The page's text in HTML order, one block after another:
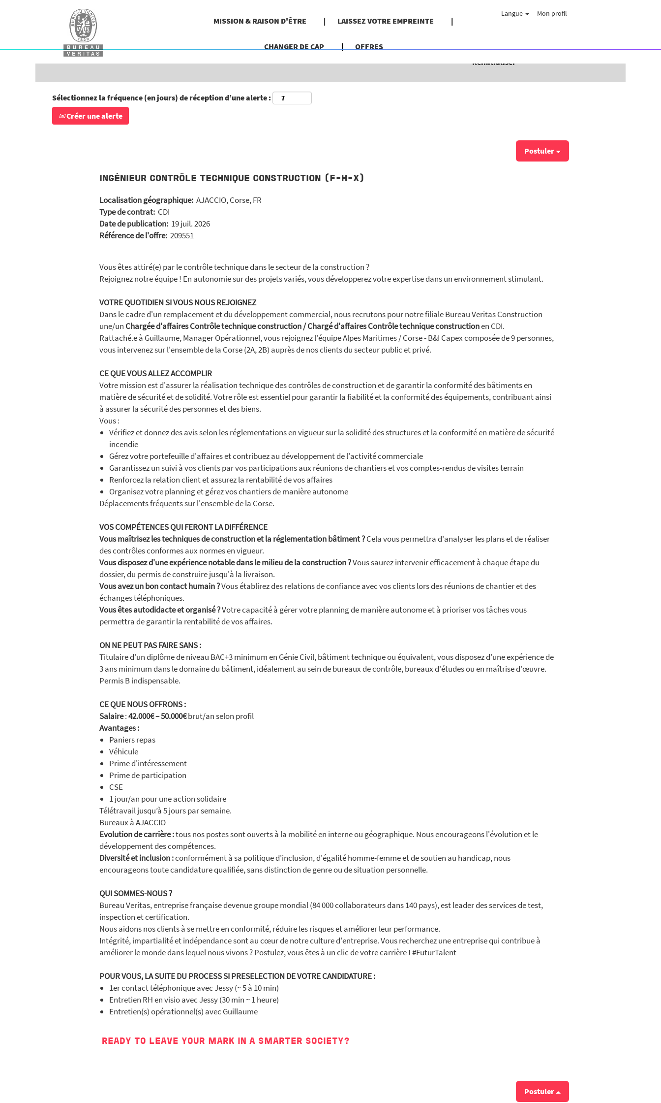
MISSION & RAISON D'ÊTRE LAISSEZ VOTRE EMPREINTE
CHANGER DE CAP OFFRES
Langue Mon profil
Rechercher par mot-clé Rechercher par localisation géographique
Afficher plus d’options
Réinitialiser
Sélectionnez la fréquence (en jours) de réception d’une alerte :
Créer une alerte
Postuler
INGÉNIEUR CONTRÔLE TECHNIQUE CONSTRUCTION (F-H-X)
Localisation géographique: AJACCIO, Corse, FR
Type de contrat: CDI
Date de publication: 19 juil. 2026
Référence de l'offre: 209551
Vous êtes attiré(e) par le contrôle technique dans le secteur de la construction ?
Rejoignez notre équipe ! En autonomie sur des projets variés, vous développerez votre expertise dans un environnement stimulant.
VOTRE QUOTIDIEN SI VOUS NOUS REJOIGNEZ
Dans le cadre d'un remplacement et du développement commercial, nous recrutons pour notre filiale Bureau Veritas Construction
une/un Chargée d'affaires Contrôle technique construction / Chargé d'affaires Contrôle technique constructionen CDI.
Rattaché.e à Guillaume, Manager Opérationnel, vous rejoignez l'équipe Alpes Maritimes / Corse - B&I Capex composée de 9 personnes,
vous intervenez sur l'ensemble de la Corse (2A, 2B) auprès de nos clients du secteur public et privé.
CE QUE VOUS ALLEZ ACCOMPLIR
Votre mission est d'assurer la réalisation technique des contrôles de construction et de garantir la conformité des bâtiments en
matière de sécurité et de solidité. Votre rôle est essentiel pour garantir la fiabilité et la conformité des équipements, contribuant ainsi
à assurer la sécurité des personnes et des biens.
Vous :
Vérifiez et donnez des avis selon les réglementations en vigueur sur la solidité des structures et la conformité en matière de sécurité
incendie
Gérez votre portefeuille d'affaires et contribuez au développement de l'activité commerciale
Garantissez un suivi à vos clients par vos participations aux réunions de chantiers et vos comptes-rendus de visites terrain
Renforcez la relation client et assurez la rentabilité de vos affaires
Organisez votre planning et gérez vos chantiers de manière autonome
Déplacements fréquents sur l'ensemble de la Corse.
VOS COMPÉTENCES QUI FERONT LA DIFFÉRENCE
Vous maîtrisez les techniques de construction et la réglementation bâtiment ?Cela vous permettra d'analyser les plans et de réaliser
des contrôles conformes aux normes en vigueur.
Vous disposez d'une expérience notable dans le milieu de la construction ?Vous saurez intervenir efficacement à chaque étape du
dossier, du permis de construire jusqu'à la livraison.
Vous avez un bon contact humain ?Vous établirez des relations de confiance avec vos clients lors des réunions de chantier et des
échanges téléphoniques.
Vous êtes autodidacte et organisé ?Votre capacité à gérer votre planning de manière autonome et à prioriser vos tâches vous
permettra de garantir la rentabilité de vos affaires.
ON NE PEUT PAS FAIRE SANS :
Titulaire d'un diplôme de niveau BAC+3 minimum en Génie Civil, bâtiment technique ou équivalent, vous disposez d'une expérience de
3 ans minimum dans le domaine du bâtiment, idéalement au sein de bureaux de contrôle, bureaux d'études ou en maîtrise d'œuvre.
Permis B indispensable.
CE QUE NOUS OFFRONS :
Salaire:42.000€ – 50.000€brut/an selon profil
Avantages :
Paniers repas
Véhicule
Prime d'intéressement
Prime de participation
CSE
1 jour/an pour une action solidaire
Télétravail jusqu’à 5 jours par semaine.
Bureaux à AJACCIO
Evolution de carrière :tous nos postes sont ouverts à la mobilité en interne ou géographique. Nous encourageons l'évolution et le
développement des compétences.
Diversité et inclusion :conformément à sa politique d'inclusion, d'égalité homme-femme et de soutien au handicap, nous
encourageons toute candidature qualifiée, sans distinction de genre ou de situation personnelle.
QUI SOMMES-NOUS ?
Bureau Veritas, entreprise française devenue groupe mondial (84 000 collaborateurs dans 140 pays), est leader des services de test,
inspection et certification.
Nous aidons nos clients à se mettre en conformité, réduire les risques et améliorer leur performance.
Intégrité, impartialité et indépendance sont au cœur de notre culture d'entreprise. Vous recherchez une entreprise qui contribue à
améliorer le monde dans lequel nous vivons ? Postulez, vous êtes à un clic de votre carrière ! #FuturTalent
POUR VOUS, LA SUITE DU PROCESS SI PRESELECTION DE VOTRE CANDIDATURE :
1er contact téléphonique avec Jessy (~ 5 à 10 min)
Entretien RH en visio avec Jessy (30 min ~ 1 heure)
Entretien(s) opérationnel(s) avec Guillaume
READY TO LEAVE YOUR MARK IN A SMARTER SOCIETY?
Postuler